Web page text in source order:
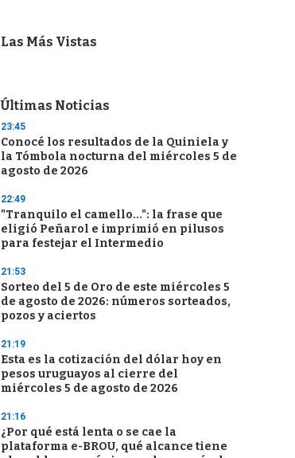
Las Más Vistas
Últimas Noticias
23:45
Conocé los resultados de la Quiniela y
la Tómbola nocturna del miércoles 5 de
agosto de 2026
22:49
"Tranquilo el camello...": la frase que
eligió Peñarol e imprimió en pilusos
para festejar el Intermedio
21:53
Sorteo del 5 de Oro de este miércoles 5
de agosto de 2026: números sorteados,
pozos y aciertos
21:19
Esta es la cotización del dólar hoy en
pesos uruguayos al cierre del
miércoles 5 de agosto de 2026
21:16
¿Por qué está lenta o se cae la
plataforma e-BROU, qué alcance tiene